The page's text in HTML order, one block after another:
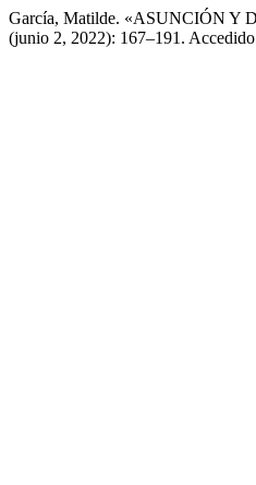
García, Matilde. «ASUNCIÓN
(junio 2, 2022): 167–191.